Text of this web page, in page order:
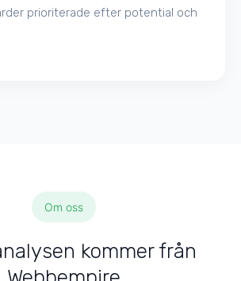
prioriterade efter potential och
Om oss
kommer från